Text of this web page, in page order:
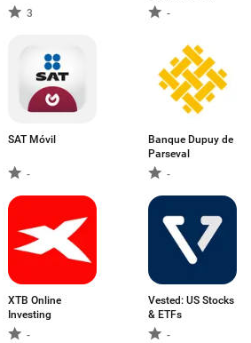
3
finanças
-
SAT Móvil
-
Banque Dupuy de
Parseval
-
XTB Online
Investing
-
Vested: US Stocks
& ETFs
-